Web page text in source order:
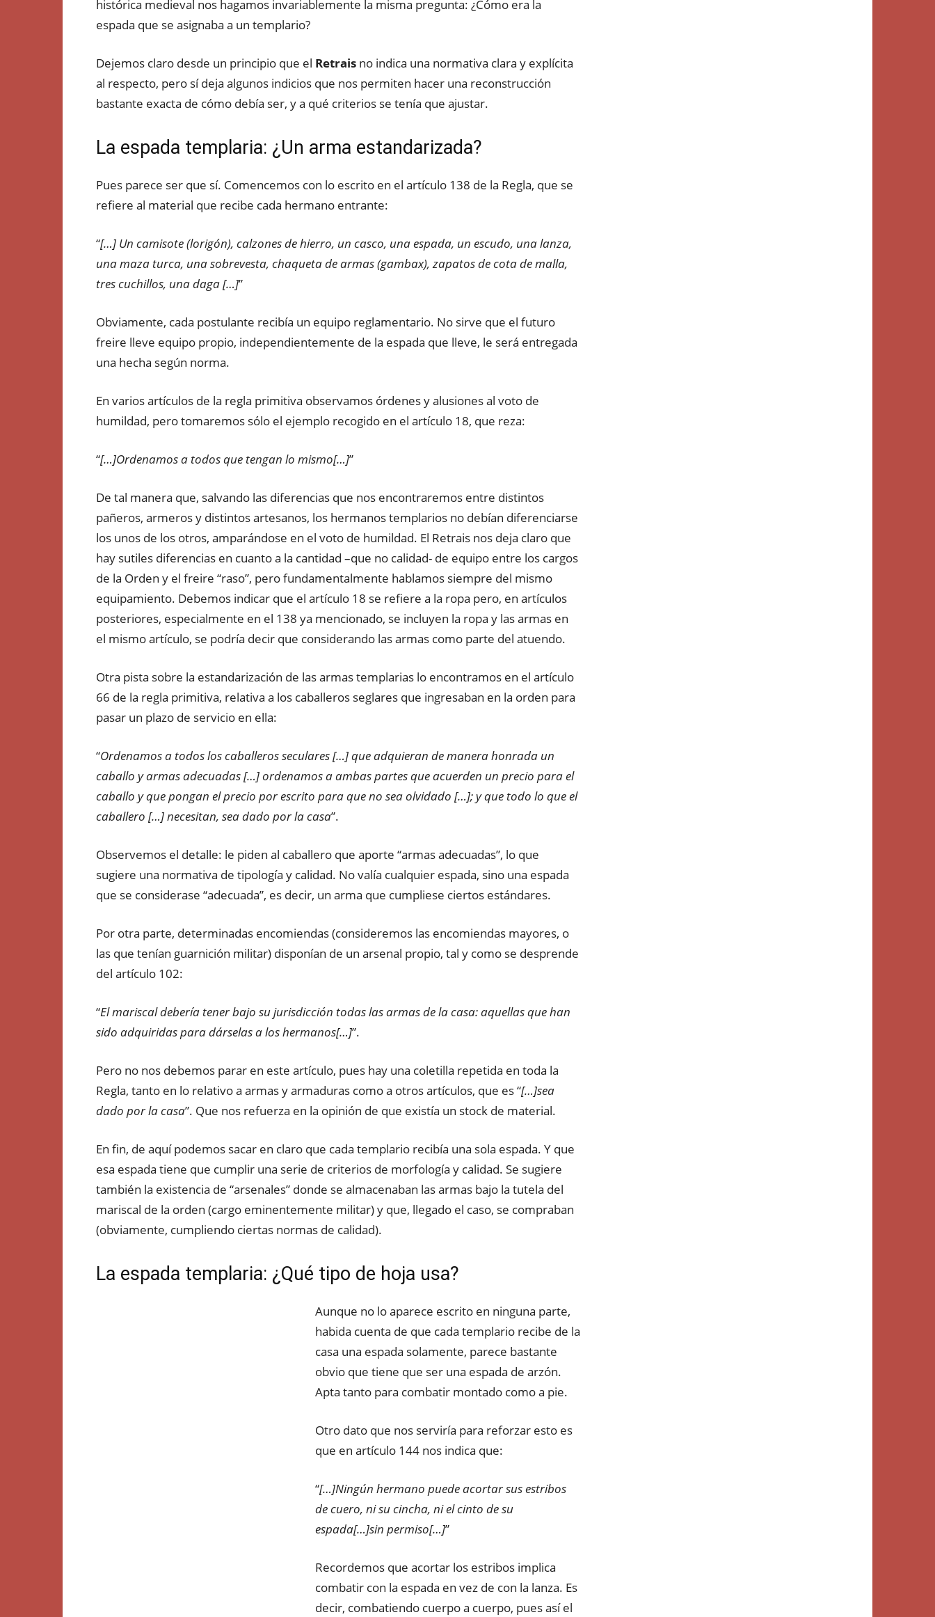
histórica medieval nos hagamos invariablemente la misma pregunta: ¿Cómo era la
espada que se asignaba a un templario?
Dejemos claro desde un principio que el Retrais no indica una normativa clara y explícita
al respecto, pero sí deja algunos indicios que nos permiten hacer una reconstrucción
bastante exacta de cómo debía ser, y a qué criterios se tenía que ajustar.
La espada templaria: ¿Un arma estandarizada?
Pues parece ser que sí. Comencemos con lo escrito en el artículo 138 de la Regla, que se
refiere al material que recibe cada hermano entrante:
“[…] Un camisote (lorigón), calzones de hierro, un casco, una espada, un escudo, una lanza,
una maza turca, una sobrevesta, chaqueta de armas (gambax), zapatos de cota de malla,
tres cuchillos, una daga […]”
Obviamente, cada postulante recibía un equipo reglamentario. No sirve que el futuro
freire lleve equipo propio, independientemente de la espada que lleve, le será entregada
una hecha según norma.
En varios artículos de la regla primitiva observamos órdenes y alusiones al voto de
humildad, pero tomaremos sólo el ejemplo recogido en el artículo 18, que reza:
“[…]Ordenamos a todos que tengan lo mismo[…]”
De tal manera que, salvando las diferencias que nos encontraremos entre distintos
pañeros, armeros y distintos artesanos, los hermanos templarios no debían diferenciarse
los unos de los otros, amparándose en el voto de humildad. El Retrais nos deja claro que
hay sutiles diferencias en cuanto a la cantidad –que no calidad- de equipo entre los cargos
de la Orden y el freire “raso”, pero fundamentalmente hablamos siempre del mismo
equipamiento. Debemos indicar que el artículo 18 se refiere a la ropa pero, en artículos
posteriores, especialmente en el 138 ya mencionado, se incluyen la ropa y las armas en
el mismo artículo, se podría decir que considerando las armas como parte del atuendo.
Otra pista sobre la estandarización de las armas templarias lo encontramos en el artículo
66 de la regla primitiva, relativa a los caballeros seglares que ingresaban en la orden para
pasar un plazo de servicio en ella:
“Ordenamos a todos los caballeros seculares […] que adquieran de manera honrada un
caballo y armas adecuadas […] ordenamos a ambas partes que acuerden un precio para el
caballo y que pongan el precio por escrito para que no sea olvidado […]; y que todo lo que el
caballero […] necesitan, sea dado por la casa”.
Observemos el detalle: le piden al caballero que aporte “armas adecuadas”, lo que
sugiere una normativa de tipología y calidad. No valía cualquier espada, sino una espada
que se considerase “adecuada”, es decir, un arma que cumpliese ciertos estándares.
Por otra parte, determinadas encomiendas (consideremos las encomiendas mayores, o
las que tenían guarnición militar) disponían de un arsenal propio, tal y como se desprende
del artículo 102:
“El mariscal debería tener bajo su jurisdicción todas las armas de la casa: aquellas que han
sido adquiridas para dárselas a los hermanos[…]”.
Pero no nos debemos parar en este artículo, pues hay una coletilla repetida en toda la
Regla, tanto en lo relativo a armas y armaduras como a otros artículos, que es “[…]sea
dado por la casa”. Que nos refuerza en la opinión de que existía un stock de material.
En fin, de aquí podemos sacar en claro que cada templario recibía una sola espada. Y que
esa espada tiene que cumplir una serie de criterios de morfología y calidad. Se sugiere
también la existencia de “arsenales” donde se almacenaban las armas bajo la tutela del
mariscal de la orden (cargo eminentemente militar) y que, llegado el caso, se compraban
(obviamente, cumpliendo ciertas normas de calidad).
La espada templaria: ¿Qué tipo de hoja usa?
Aunque no lo aparece escrito en ninguna parte,
habida cuenta de que cada templario recibe de la
casa una espada solamente, parece bastante
obvio que tiene que ser una espada de arzón.
Apta tanto para combatir montado como a pie.
Otro dato que nos serviría para reforzar esto es
que en artículo 144 nos indica que:
“[…]Ningún hermano puede acortar sus estribos
de cuero, ni su cincha, ni el cinto de su
espada[…]sin permiso[…]”
Recordemos que acortar los estribos implica
combatir con la espada en vez de con la lanza. Es
decir, combatiendo cuerpo a cuerpo, pues así el